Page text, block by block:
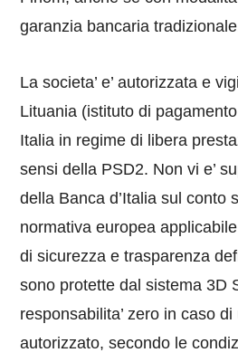
garanzia bancaria
La societa’ e’ autorizzata e
Lituania (istituto di
Italia in regime di libera
sensi della PSD2. Non vi e’
della Banca d’Italia sul conto
normativa europea
di sicurezza e trasparenza
sono protette dal sistema 3D
responsabilita’ zero in caso
autorizzato, secondo le